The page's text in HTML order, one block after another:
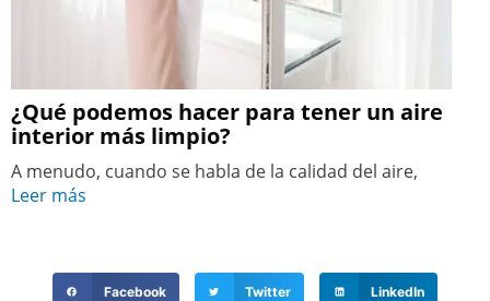
¿Qué podemos hacer para tener un aire
interior más limpio?
A menudo, cuando se habla de la calidad del aire,
Leer más
Facebook Twitter LinkedIn